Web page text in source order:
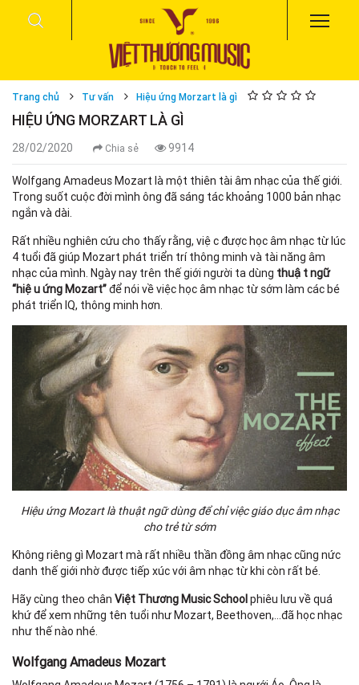
Trang chủ Tư vấn Hiệu ứng Morzart là gì
HIỆU ỨNG MORZART LÀ GÌ
28/02/2020 Chia sẻ 9914
Wolfgang Amadeus Mozart là một thiên tài âm nhạc của thế giới.
Trong suốt cuộc đời mình ông đã sáng tác khoảng 1000 bản nhạc
ngắn và dài.
Rất nhiều nghiên cứu cho thấy rằng, việc được học âm nhạc từ lúc
4 tuổi đã giúp Mozart phát triển trí thông minh và tài năng âm
nhạc của mình. Ngày nay trên thế giới người ta dùng thuật ngữ
“hiệu ứng Mozart”để nói về việc học âm nhạc từ sớm làm các bé
phát triển IQ, thông minh hơn.
Hiệu ứng Mozart là thuật ngữ dùng để chỉ việc giáo dục âm nhạc
cho trẻ từ sớm
Không riêng gì Mozart mà rất nhiều thần đồng âm nhạc cũng nức
danh thế giới nhờ được tiếp xúc với âm nhạc từ khi còn rất bé.
Hãy cùng theo chân Việt Thương Music Schoolphiêu lưu về quá
khứ để xem những tên tuổi như Mozart, Beethoven,...đã học nhạc
như thế nào nhé.
Wolfgang Amadeus Mozart